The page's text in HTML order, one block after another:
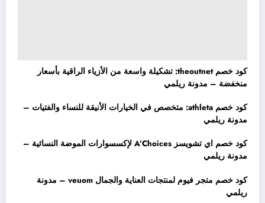
كود خصم theoutnet: تشكيلة واسعة من الأزياء الراقية بأسعار
منخفضة – مدونة ريلمي
كود خصم athleta: متخصص في الخيارات الأنيقة للنساء والفتيات –
مدونة ريلمي
كود خصم اي تشويسز A’Choices لإكسسوارات الموضة النسائية –
مدونة ريلمي
كود خصم متجر فيوم لمنتجات العناية والجمال veuom – مدونة
ريلمي